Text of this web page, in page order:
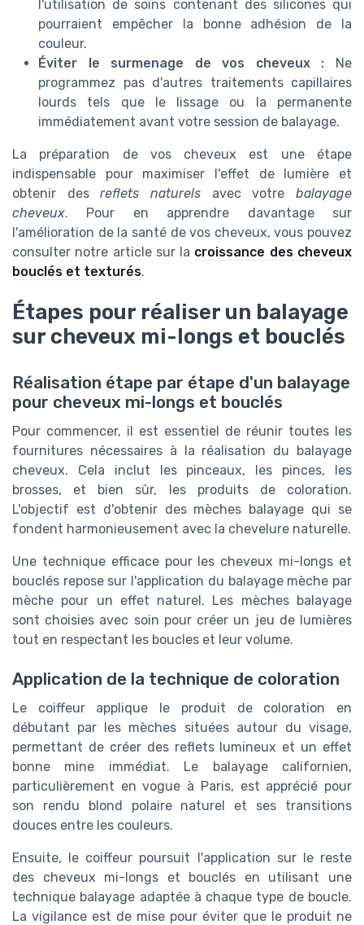
l'utilisation de soins contenant des silicones qui
pourraient empêcher la bonne adhésion de la
couleur.
Éviter le surmenage de vos cheveux : Ne
programmez pas d'autres traitements capillaires
lourds tels que le lissage ou la permanente
immédiatement avant votre session de balayage.
La préparation de vos cheveux est une étape
indispensable pour maximiser l'effet de lumière et
obtenir desreflets naturels avec votrebalayage
cheveux. Pour en apprendre davantage sur
l'amélioration de la santé de vos cheveux, vous pouvez
consulter notre article sur la croissance des cheveux
bouclés et texturés.
Étapes pour réaliser un balayage
sur cheveux mi-longs et bouclés
Réalisation étape par étape d'un balayage
pour cheveux mi-longs et bouclés
Pour commencer, il est essentiel de réunir toutes les
fournitures nécessaires à la réalisation du balayage
cheveux. Cela inclut les pinceaux, les pinces, les
brosses, et bien sûr, les produits de coloration.
L'objectif est d'obtenir des mèches balayage qui se
fondent harmonieusement avec la chevelure naturelle.
Une technique efficace pour les cheveux mi-longs et
bouclés repose sur l'application du balayage mèche par
mèche pour un effet naturel. Les mèches balayage
sont choisies avec soin pour créer un jeu de lumières
tout en respectant les boucles et leur volume.
Application de la technique de coloration
Le coiffeur applique le produit de coloration en
débutant par les mèches situées autour du visage,
permettant de créer des reflets lumineux et un effet
bonne mine immédiat. Le balayage californien,
particulièrement en vogue à Paris, est apprécié pour
son rendu blond polaire naturel et ses transitions
douces entre les couleurs.
Ensuite, le coiffeur poursuit l'application sur le reste
des cheveux mi-longs et bouclés en utilisant une
technique balayage adaptée à chaque type de boucle.
La vigilance est de mise pour éviter que le produit ne